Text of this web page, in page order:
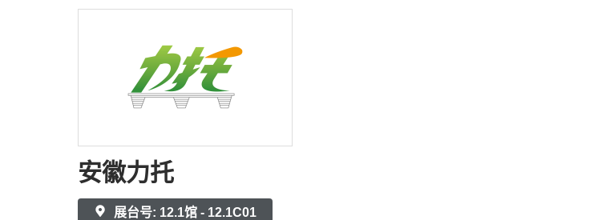
安徽力托
展台号: 12.1馆 - 12.1C01